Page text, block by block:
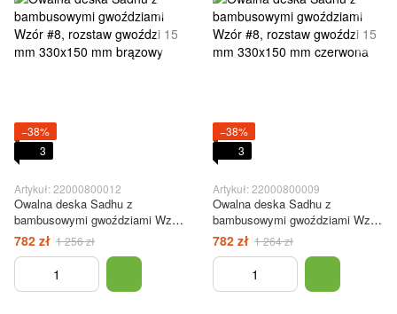
−38%
3
Artykuł: 22000800012
Owalna deska Sadhu z
bambusowymi gwoździami Wzór
#8, rozstaw gwoździ 15 mm
330x150 mm brązowy
782 zł 1 256 zł
−38%
3
Artykuł: 22000800009
Owalna deska Sadhu z
bambusowymi gwoździami Wzór
#8, rozstaw gwoździ 15 mm
330x150 mm czerwona
782 zł 1 264 zł